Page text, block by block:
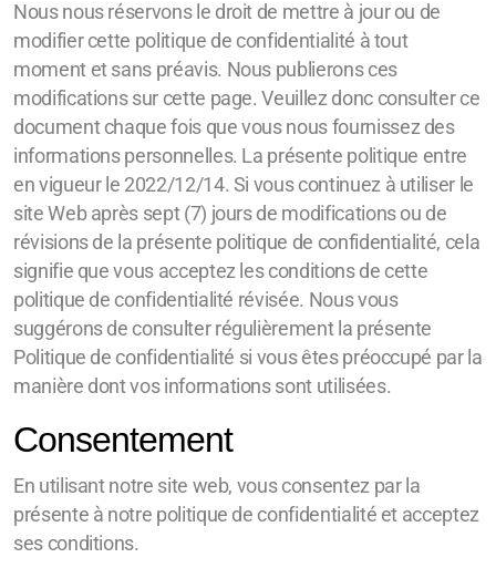
Nous nous réservons le droit de mettre à jour ou de
modifier cette politique de confidentialité à tout
moment et sans préavis. Nous publierons ces
modifications sur cette page. Veuillez donc consulter ce
document chaque fois que vous nous fournissez des
informations personnelles. La présente politique entre
en vigueur le 2022/12/14. Si vous continuez à utiliser le
site Web après sept (7) jours de modifications ou de
révisions de la présente politique de confidentialité, cela
signifie que vous acceptez les conditions de cette
politique de confidentialité révisée. Nous vous
suggérons de consulter régulièrement la présente
Politique de confidentialité si vous êtes préoccupé par la
manière dont vos informations sont utilisées.
Consentement
En utilisant notre site web, vous consentez par la
présente à notre politique de confidentialité et acceptez
ses conditions.